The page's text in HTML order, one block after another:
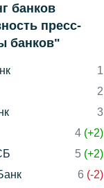
банков
пресс-
банков"
1
2
3
4 (+2)
5 (+2)
6 (-2)